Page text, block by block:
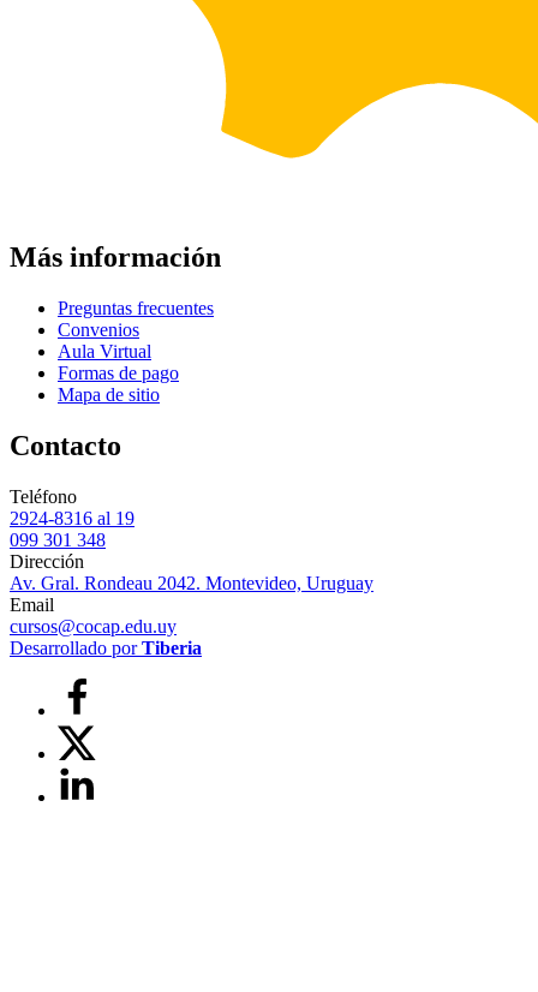
Más información
Preguntas frecuentes
Convenios
Aula Virtual
Formas de pago
Mapa de sitio
Contacto
Teléfono
2924-8316 al 19
099 301 348
Dirección
Av. Gral. Rondeau 2042. Montevideo, Uruguay
Email
cursos@cocap.edu.uy
Desarrollado porTiberia